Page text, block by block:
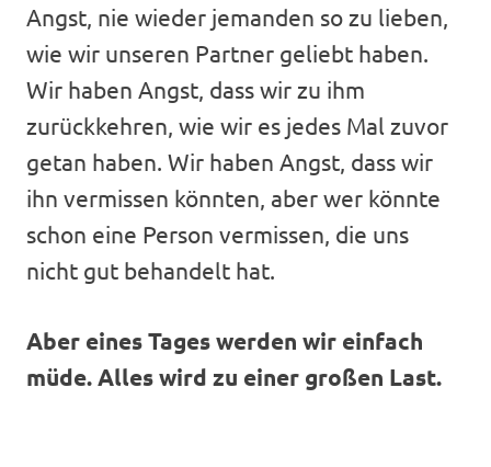
Angst, nie wieder jemanden so zu lieben,
wie wir unseren Partner geliebt haben.
Wir haben Angst, dass wir zu ihm
zurückkehren, wie wir es jedes Mal zuvor
getan haben. Wir haben Angst, dass wir
ihn vermissen könnten, aber wer könnte
schon eine Person vermissen, die uns
nicht gut behandelt hat.
Aber eines Tages werden wir einfach
müde. Alles wird zu einer großen Last.